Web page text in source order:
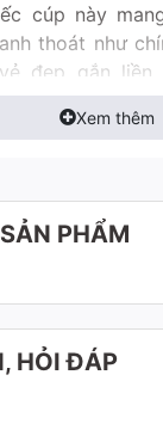
cúp này
thoát như
đẹp gắn liền
Xem thêm
PHẨM
HỎI ĐÁP